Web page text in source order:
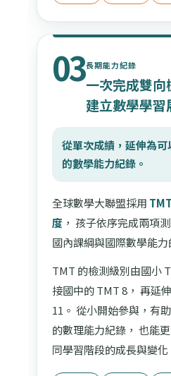
03長期能力紀錄
一次完成雙向
建立數學學習
從單次成績，延伸為
的數學能力紀錄。
全球數學大聯盟採用
度 ， 孩子依序完成兩項
國內課綱與國際數學能力
TMT 的檢測級別由國小
接國中的 TMT 8， 再延
11。 從小開始參與，有
的數理能力紀錄， 也能
同學習階段的成長與變化